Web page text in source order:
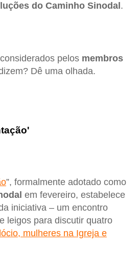
do Caminho Sinodal .
pelos membros
Dê uma olhada.
”, formalmente adotado como
em fevereiro, estabelece
iniciativa – um encontro
leigos para discutir quatro
mulheres na Igreja e